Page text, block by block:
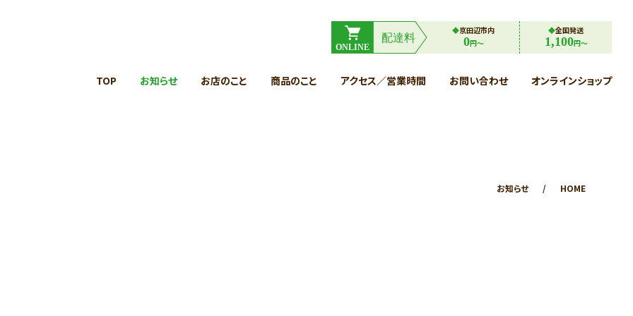
◆京⽥辺市内
0円〜
◆全国発送
1,100円〜
TOP お知らせ お店のこと 商品のこと アクセス／営業時間 お問い合わせ オンラインショップ
HOME
/
お知らせ